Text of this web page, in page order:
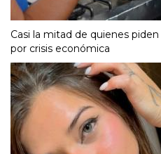
Casi la mitad de quienes
por crisis económica